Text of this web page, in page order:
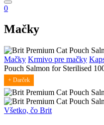
0
Mačky
Mačky Krmivo pre mačky
Pouch Salmon for Sterilised
+ Darček
Všetko, čo Brit